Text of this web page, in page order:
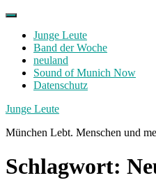
Skip
contentJunge Leute
Band der Woche
neuland
Sound of Munich Now
Datenschutz
Facebook
Twitter
Instagram
Junge Leute
München Lebt. Menschen und
Schlagwort: